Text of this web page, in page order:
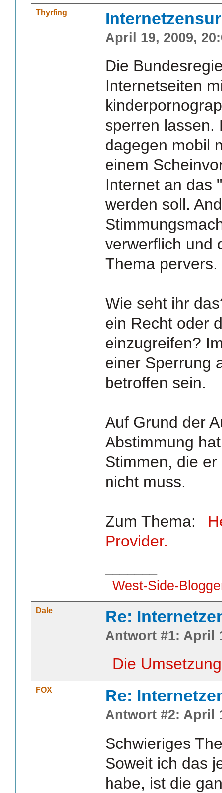
Thyrfing
April 19, 2009,
Die
Internetseiten
sperren lassen.
dagegen mobil
einem
Internet an das
werden soll.
verwerflich und
Thema pervers.
Wie seht ihr
ein Recht oder
einzugreifen?
einer Sperrung
betroffen sein.
Auf Grund der
Abstimmung
Stimmen, die
nicht muss.
Zum Thema:
Provider.
West-Side-
Dale Re:
Antwort #1: April
Die
FOX Re:
Antwort #2: April
Schwieriges
Soweit ich das
habe, ist die